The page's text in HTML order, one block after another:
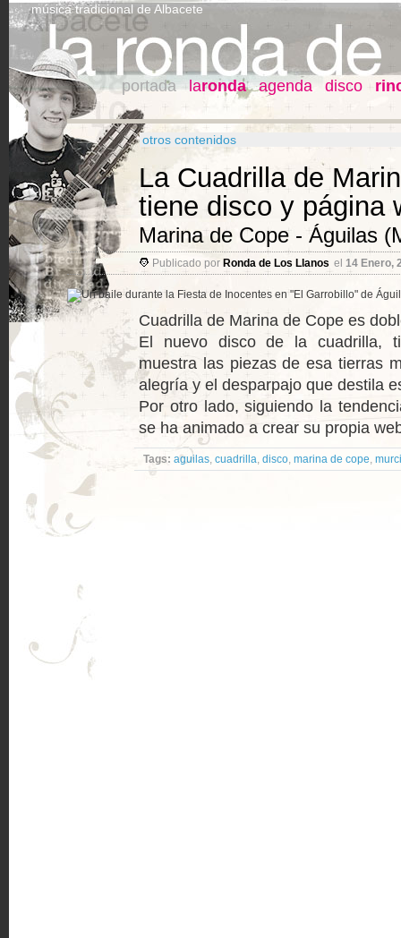
música tradicional de Albacete
portada laronda agenda disco
otros contenidos
La Cuadrilla de
tiene disco y página
Marina de Cope - Águilas
Publicado por Ronda de Los Llanos el 14 Enero,
Cuadrilla de Marina de Cope es
El nuevo disco de la cuadrilla,
muestra las piezas de esa tierras
alegría y el desparpajo que destila
Por otro lado, siguiendo la
se ha animado a crear su propia
Tags: aguilas, cuadrilla, disco, marina de cope,